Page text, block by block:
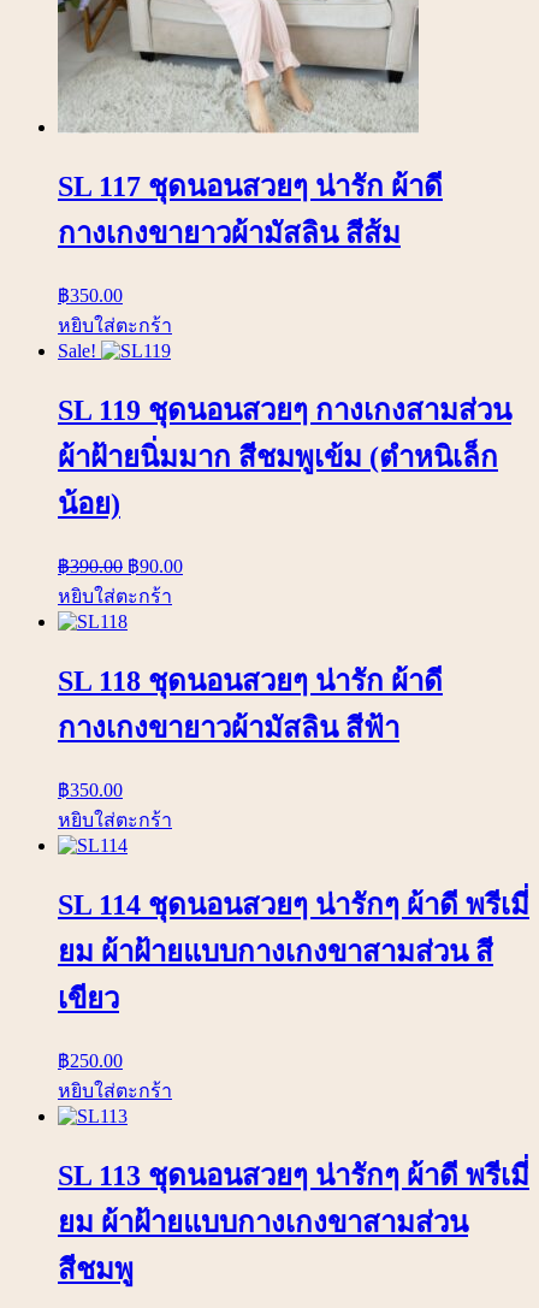
SL 117 ชุดนอนสวยๆ น่ารัก ผ้าดี
กางเกงขายาวผ้ามัสลิน สีส้ม
฿350.00
หยิบใส่ตะกร้า
Sale!
SL 119 ชุดนอนสวยๆ กางเกงสามส่วน
ผ้าฝ้ายนิ่มมาก สีชมพูเข้ม (ตำหนิเล็ก
น้อย)
฿390.00 ฿90.00
หยิบใส่ตะกร้า
SL 118 ชุดนอนสวยๆ น่ารัก ผ้าดี
กางเกงขายาวผ้ามัสลิน สีฟ้า
฿350.00
หยิบใส่ตะกร้า
SL 114 ชุดนอนสวยๆ น่ารักๆ ผ้าดี พรีเมี่
ยม ผ้าฝ้ายแบบกางเกงขาสามส่วน สี
เขียว
฿250.00
หยิบใส่ตะกร้า
SL 113 ชุดนอนสวยๆ น่ารักๆ ผ้าดี พรีเมี่
ยม ผ้าฝ้ายแบบกางเกงขาสามส่วน
สีชมพู